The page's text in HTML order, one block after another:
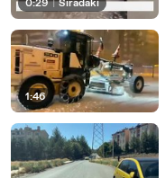
0:29 | Sıradaki
1:46